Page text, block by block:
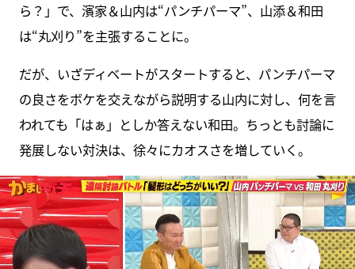
ら？」で、濱家＆山内は“パンチパーマ”、山添＆和田
は“丸刈り”を主張することに。
だが、いざディベートがスタートすると、パンチパーマ
の良さをボケを交えながら説明する山内に対し、何を言
われても「はぁ」としか答えない和田。ちっとも討論に
発展しない対決は、徐々にカオスさを増していく。